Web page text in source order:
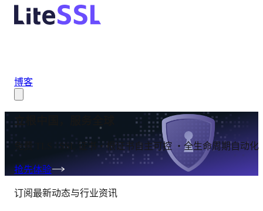
博客
立根中国，服务全球
免费 TLS / SSL 证书・根证书自主可控 ・全生命周期自动化
抢先体验
订阅最新动态与行业资讯